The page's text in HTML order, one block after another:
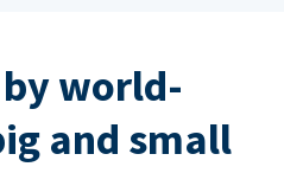
world-
and small